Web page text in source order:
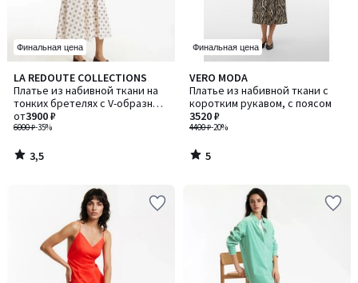
Финальная цена
LA REDOUTE COLLECTIONS
Платье из набивной ткани на
тонких бретелях с V-образным
вырезом
6000 ₽-35%
от3900 ₽
3,5
/ 5
3,5
/
Финальная цена
VERO MODA
Платье из набивной ткани с
коротким рукавом, с поясом
4400 ₽-20%
3520 ₽
5
/
5
5
/